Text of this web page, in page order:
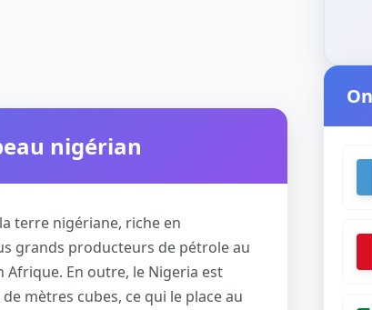
nigérian
terre nigériane, riche en
grands producteurs de pétrole au
En outre, le Nigeria est
mètres cubes, ce qui le place au